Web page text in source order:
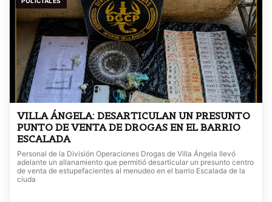
VILLA ÁNGELA: DESARTICULAN UN PRESUNTO
PUNTO DE VENTA DE DROGAS EN EL BARRIO
ESCALADA
Personal de la División Operaciones Drogas de Villa Ángela llevó
adelante un allanamiento que permitió desarticular un presunto centro
de venta de estupefacientes al menudeo en el barrio Escalada de la
ciuda